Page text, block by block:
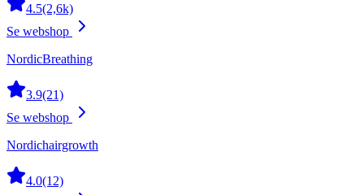
4.5(2,6k)
Se webshop
NordicBreathing
3.9(21)
Se webshop
Nordichairgrowth
4.0(12)